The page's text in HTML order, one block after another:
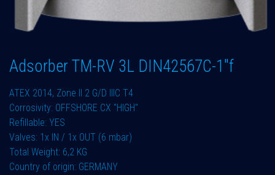
Adsorber TM-RV 3L DIN42567C-1"f
ATEX 2014, Zone II 2 G/D IIIC T4
Corrosivity: OFFSHORE CX "HIGH"
Refillable: YES
Valves: 1x IN / 1x OUT (6 mbar)
Total Weight: 6,2 KG
Country of origin: GERMANY